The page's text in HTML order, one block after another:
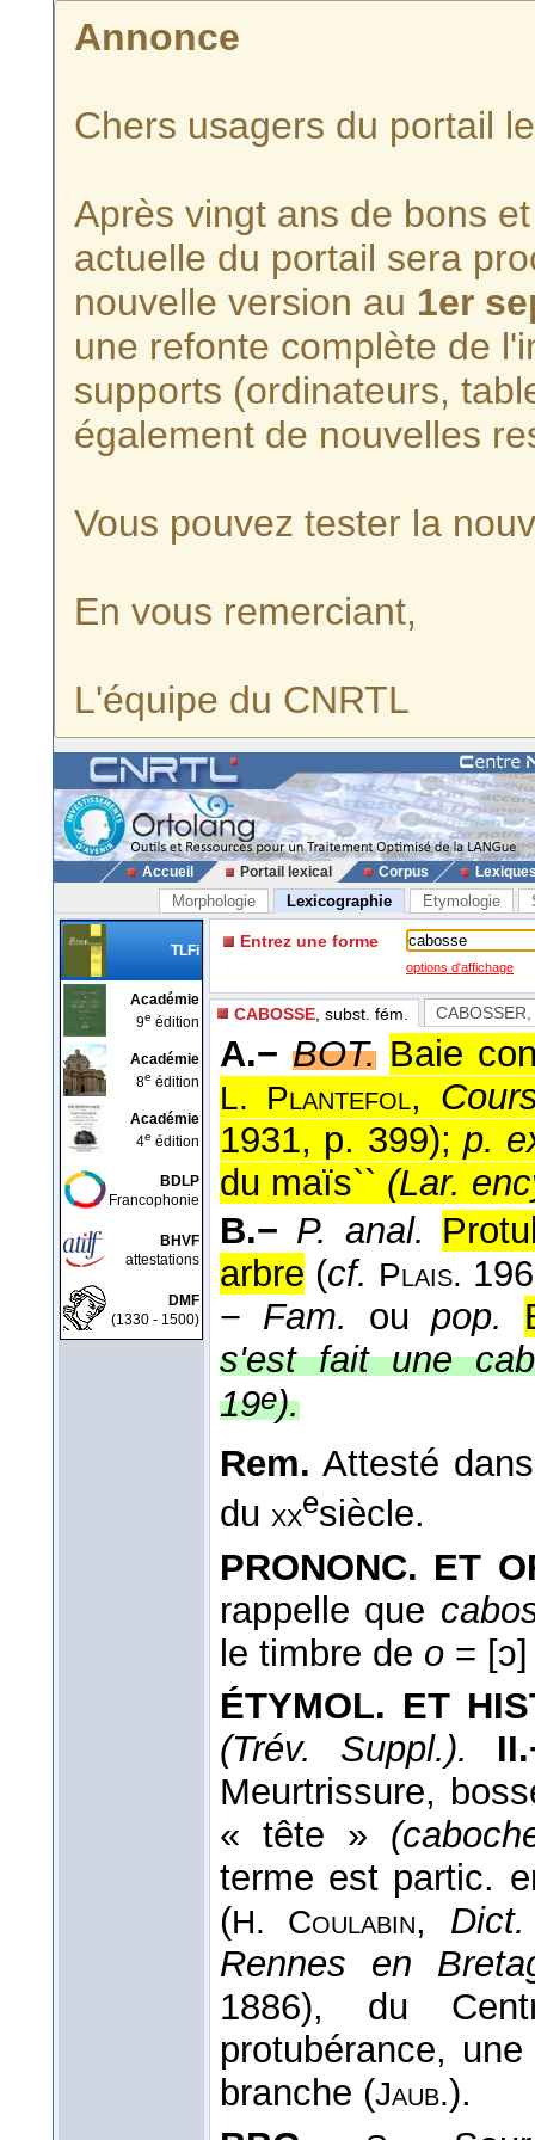
Annonce
Chers usagers du portail
Après vingt ans de bons
actuelle du portail sera
nouvelle version au 1er
une refonte complète de
supports (ordinateurs,
également de nouvelles
Vous pouvez tester la
En vous remerciant,
L'équipe du CNRTL
Accueil Portail lexical Corpus
Morphologie Lexicographie Etymologie
TLFi
Académie
9e édition
Académie
8e édition
Académie
4e édition
BDLP
Francophonie
BHVF
attestations
DMF
(1330 - 1500)
Entrez une forme
options d'affichage
CABOSSE , subst. fém. CABOSSER
A.− BOT. Baie
L. Plantefol,
1931, p. 399); p.
du maïs`` (Lar.
B.− P. anal.
arbre (cf. Plais.
− Fam. ou pop.
s'est fait une
19e).
Rem. Attesté
du xxesiècle.
PRONONC. ET
rappelle que
le timbre de o =
ÉTYMOL. ET
(Trév. Suppl.).
Meurtrissure,
« tête »
terme est partic.
(H. Coulabin,
Rennes en
1886), du
protubérance,
branche (Jaub.).